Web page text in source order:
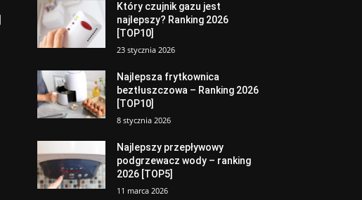
Który czujnik gazu jest
najlepszy? Ranking 2026
[TOP10]
23 stycznia 2026
Najlepsza frytkownica
beztłuszczowa – Ranking 2026
[TOP10]
8 stycznia 2026
Najlepszy przepływowy
podgrzewacz wody – ranking
2026 [TOP5]
11 marca 2026